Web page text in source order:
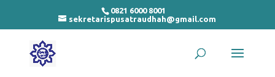
0821 6000 8001
sekretarispusatraudhah@gmail.com